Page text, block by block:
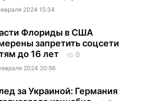
2024 15:34
Флориды в США
запретить соцсети
до 16 лет
0
2024 20:56
за Украиной: Германия